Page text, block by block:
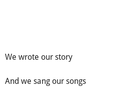
We wrote our story
And we sang our songs